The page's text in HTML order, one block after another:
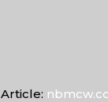
Article: